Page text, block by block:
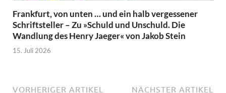
Frankfurt, von unten … und ein halb vergessener
Schriftsteller – Zu »Schuld und Unschuld. Die
Wandlung des Henry Jaeger« von Jakob Stein
15. Juli 2026
VORHERIGER ARTIKEL NÄCHSTER ARTIKEL